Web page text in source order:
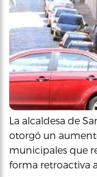
La alcaldesa de
otorgó un
municipales que
forma retroactiva